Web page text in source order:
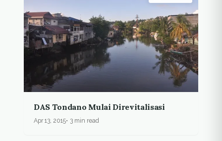
DAS Tondano Mulai Direvitalisasi
Apr 13, 2015 3 min read